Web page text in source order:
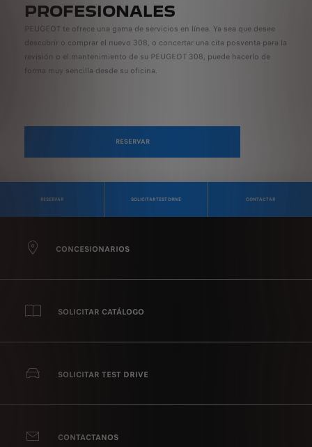
PROFESIONALES
PEUGEOT te ofrece una gama de servicios en línea. Ya sea que desee
descubrir o comprar el nuevo 308, o concertar una cita posventa para la
revisión o el mantenimiento de su PEUGEOT 308, puede hacerlo de
forma muy sencilla desde su oficina.
RESERVAR
RESERVAR SOLICITAR TEST DRIVE CONTACTAR
CONCESIONARIOS
SOLICITAR CATÁLOGO
SOLICITAR TEST DRIVE
CONTACTANOS